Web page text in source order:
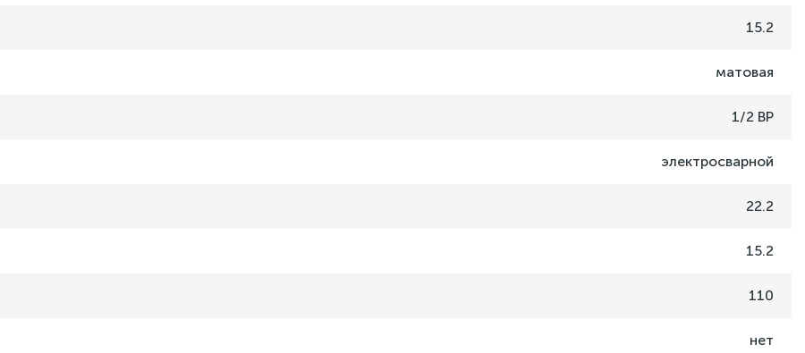
15.2
матовая
1/2 ВР
электросварной
22.2
15.2
110
нет